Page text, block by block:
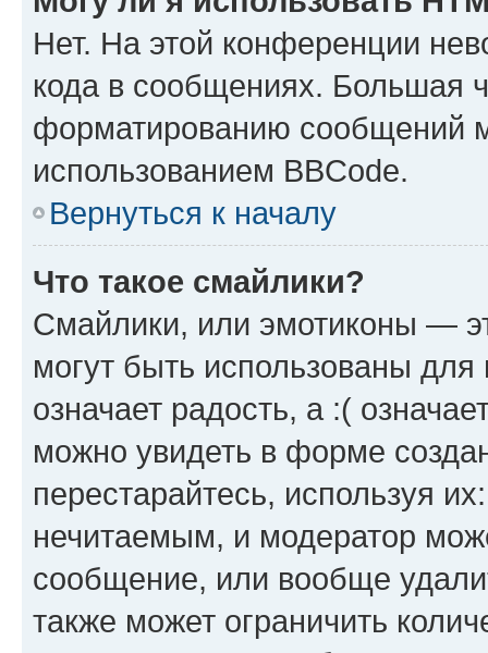
Нет. На этой конференции
кода в сообщениях. Большая
форматированию сообщений
использованием BBCode.
Вернуться к началу
Что такое смайлики?
Смайлики, или эмотиконы —
могут быть использованы
означает радость, а :(
можно увидеть в форме
перестарайтесь, используя
нечитаемым, и модератор
сообщение, или вообще
также может ограничить